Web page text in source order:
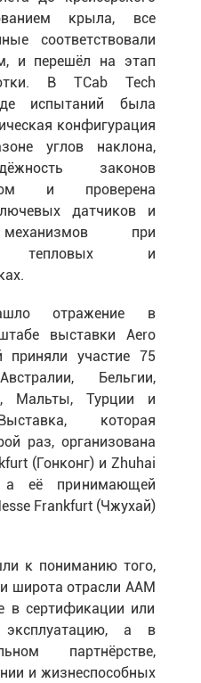
крыла, все
соответствовали
и перешёл на этап
В TCab Tech
испытаний была
конфигурация
углов наклона,
законов
и проверена
датчиков и
механизмов при
тепловых и
отражение в
выставки Aero
участие 75
Бельгии,
Мальты, Турции и
которая
раз, организована
(Гонконг) и Zhuhai
а её принимающей
Frankfurt (Чжухай)
к пониманию того,
широта отрасли AAM
в сертификации или
а в
партнёрстве,
и жизнеспособных